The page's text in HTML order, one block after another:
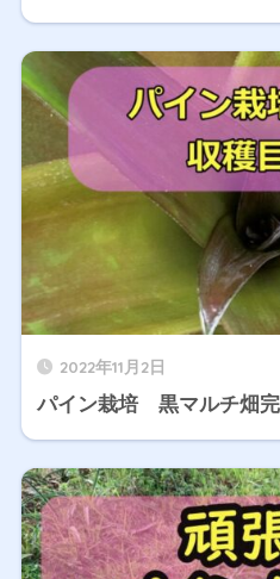
2022年11月2日
パイン栽培 黒マルチ畑完